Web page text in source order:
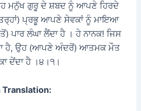
ਮਨੁੱਖ ਗੁਰੂ ਦੇ ਸ਼ਬਦ ਨੂੰ ਆਪਣੇ ਹਿਰਦੇ
ਪ੍ਰਭੂ ਆਪਣੇ ਸੇਵਕਾਂ ਨੂੰ ਮਾਇਆ
ਪਾਰ ਲੰਘਾ ਲੈਂਦਾ ਹੈ । ਹੇ ਨਾਨਕ! ਜਿਸ
ਹੈ, ਉਹ (ਆਪਣੇ ਅੰਦਰੋਂ) ਆਤਮਕ ਮੌਤ
ਦੇਂਦਾ ਹੈ ।੪।੧।
Translation: